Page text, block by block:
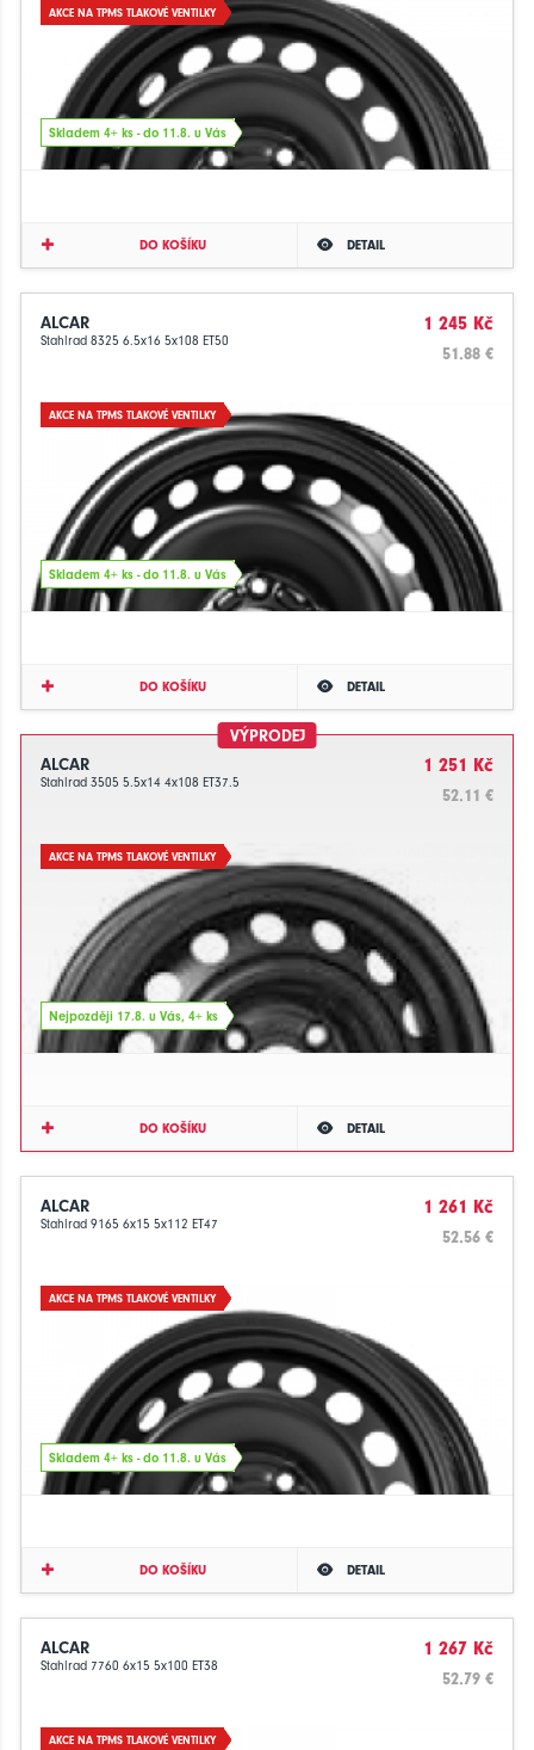
AKCE NA TPMS TLAKOVÉ VENTILKY
Skladem 4+ ks - do 11.8. u Vás
DO KOŠÍKU DETAIL
ALCAR
Stahlrad 8325 6.5x16 5x108 ET50
1 245 Kč
51.88 €
AKCE NA TPMS TLAKOVÉ VENTILKY
Skladem 4+ ks - do 11.8. u Vás
DO KOŠÍKU DETAIL
VÝPRODEJ
ALCAR
Stahlrad 3505 5.5x14 4x108 ET37.5
1 251 Kč
52.11 €
AKCE NA TPMS TLAKOVÉ VENTILKY
Nejpozději 17.8. u Vás, 4+ ks
DO KOŠÍKU DETAIL
ALCAR
Stahlrad 9165 6x15 5x112 ET47
1 261 Kč
52.56 €
AKCE NA TPMS TLAKOVÉ VENTILKY
Skladem 4+ ks - do 11.8. u Vás
DO KOŠÍKU DETAIL
ALCAR
Stahlrad 7760 6x15 5x100 ET38
1 267 Kč
52.79 €
AKCE NA TPMS TLAKOVÉ VENTILKY